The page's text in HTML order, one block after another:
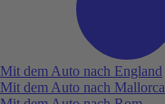
Mit dem Auto nach England
Mit dem Auto nach Mallorca